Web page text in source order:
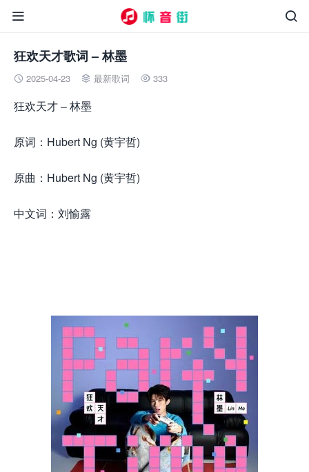


狂欢天才歌词 – 林墨
 2025-04-23  最新歌词  333
狂欢天才 – 林墨
原词：Hubert Ng (黄宇哲)
原曲：Hubert Ng (黄宇哲)
中文词：刘愉露